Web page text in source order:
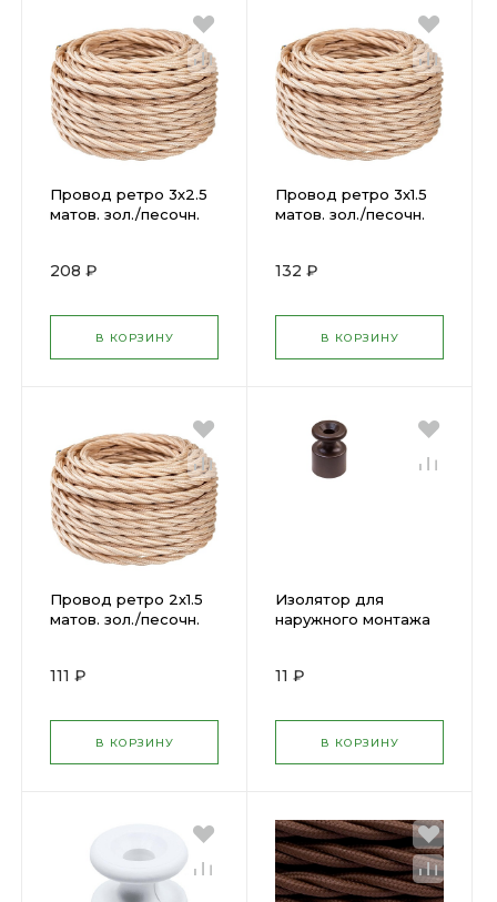
Провод ретро 3х2.5
матов. зол./песочн.
208 ₽
В КОРЗИНУ
Провод ретро 3х1.5
матов. зол./песочн.
132 ₽
В КОРЗИНУ
Провод ретро 2х1.5
матов. зол./песочн.
111 ₽
В КОРЗИНУ
Изолятор для
наружного монтажа
11 ₽
В КОРЗИНУ